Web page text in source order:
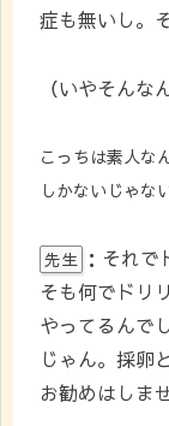
症も無いし。
（いやそんな
こっちは素人な
しかないじゃ
先生 ：それ
そも何でドリ
やってるんで
じゃん。採卵
お勧めはしま